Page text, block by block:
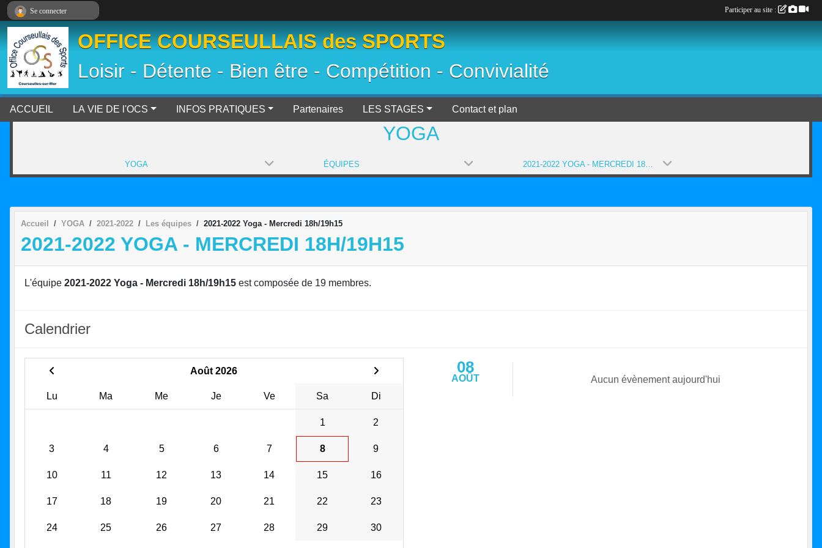
OFFICE COURSEULLAIS des SPORTS
Loisir - Détente - Bien être - Compétition - Convivialité
ACCUEIL LA VIE DE l'OCS INFOS PRATIQUES Partenaires LES STAGES Contact et plan
YOGA
YOGA ÉQUIPES 2021-2022 YOGA - MERCREDI 18H/19H15 (SAISON 2021-2022)
Accueil YOGA 2021-2022 Les équipes 2021-2022 Yoga - Mercredi 18h/19h15
2021-2022 YOGA - MERCREDI 18H/19H15
L'équipe 2021-2022 Yoga - Mercredi 18h/19h15 est composée de 19 membres.
Calendrier
Août 2026
Lu Ma Me Je Ve Sa Di
1 2
3 4 5 6 7 8 9
10 11 12 13 14 15 16
17 18 19 20 21 22 23
24 25 26 27 28 29 30
08
AOÛT Aucun évènement aujourd'hui
Se connecter Participer au site :
Panneau de gestion des cookies